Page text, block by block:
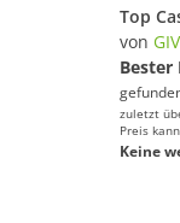
von
Bester
zuletzt
Preis
Keine